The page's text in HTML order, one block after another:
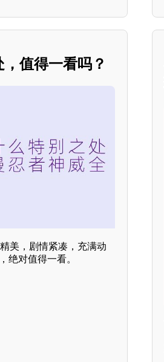
值得一看吗？
美，剧情紧凑，充满动
绝对值得一看。